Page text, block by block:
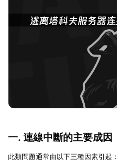
一. 連線中斷的主要成因
此類問題通常由以下三種因素引起：